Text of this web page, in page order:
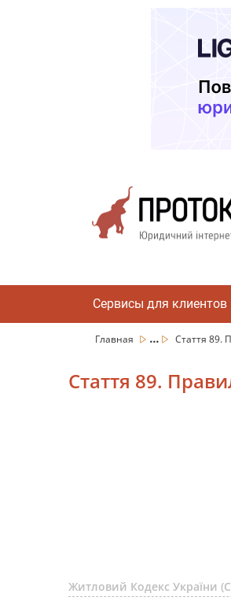
Сервисы для клиентов
Главная ... Стаття 89.
Стаття 89.
Житловий Кодекс України